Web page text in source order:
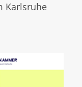
Karlsruhe